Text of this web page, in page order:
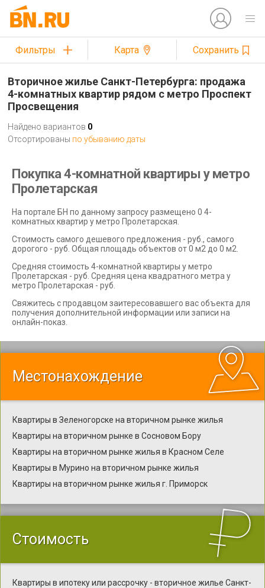
Фильтры Карта Сохранить
Вторичное жилье Санкт-Петербурга: продажа
4-комнатных квартир рядом с метро Проспект
Просвещения
Найдено вариантов 0
Отсортированы по убыванию даты
Покупка 4-комнатной квартиры у метро
Пролетарская
На портале БН по данному запросу размещено 0 4-
комнатных квартир у метро Пролетарская.
Стоимость самого дешевого предложения - руб., самого
дорогого - руб. Общая площадь объектов от 0 м2 до 0 м2.
Средняя стоимость 4-комнатной квартиры у метро
Пролетарская - руб. Средняя цена квадратного метра у
метро Пролетарская - руб.
Свяжитесь с продавцом заитересовавшего вас объекта для
получения дополнительной информации или записи на
онлайн-показ.
Местонахождение
Квартиры в Зеленогорске на вторичном рынке жилья
Квартиры на вторичном рынке в Сосновом Бору
Квартиры на вторичном рынке жилья в Красном Селе
Квартиры в Мурино на вторичном рынке жилья
Квартиры на вторичном рынке жилья г. Приморск
Стоимость
Квартиры в ипотеку или рассрочку - вторичное жилье Санкт-